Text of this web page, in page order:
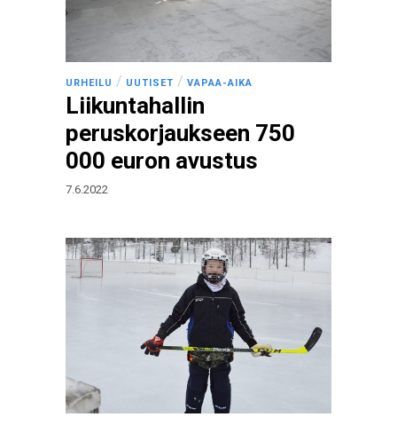
URHEILU / UUTISET / VAPAA-AIKA
Liikuntahallin
peruskorjaukseen 750
000 euron avustus
7.6.2022